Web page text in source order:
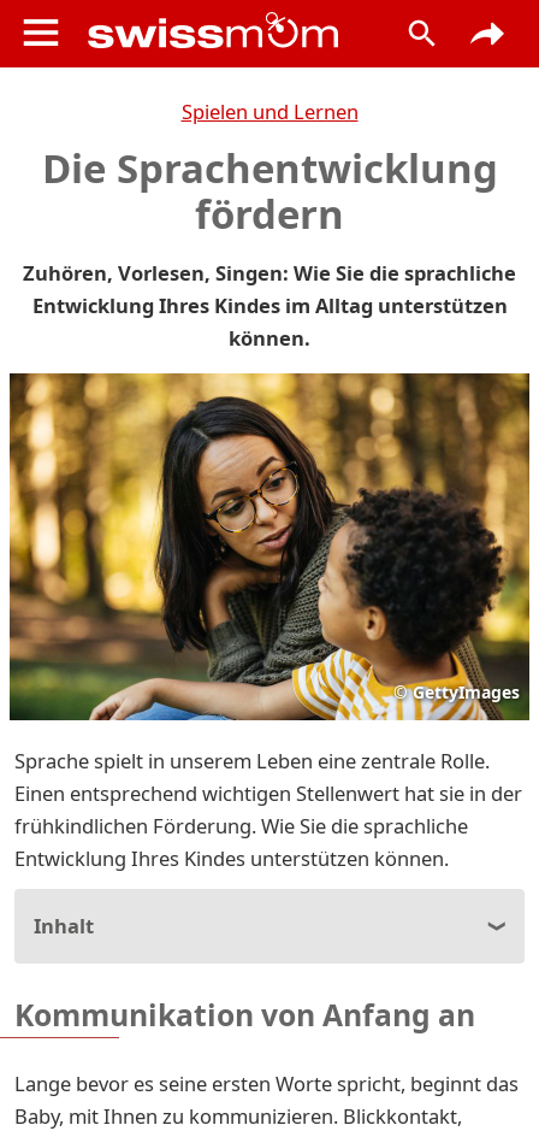
Spielen und Lernen
Die Sprachentwicklung
fördern
Zuhören, Vorlesen, Singen: Wie Sie die sprachliche
Entwicklung Ihres Kindes im Alltag unterstützen
können.
© GettyImages
Sprache spielt in unserem Leben eine zentrale Rolle.
Einen entsprechend wichtigen Stellenwert hat sie in der
frühkindlichen Förderung. Wie Sie die sprachliche
Entwicklung Ihres Kindes unterstützen können.
Inhalt
Kommunikation von Anfang an
Lange bevor es seine ersten Worte spricht, beginnt das
Baby, mit Ihnen zu kommunizieren. Blickkontakt,